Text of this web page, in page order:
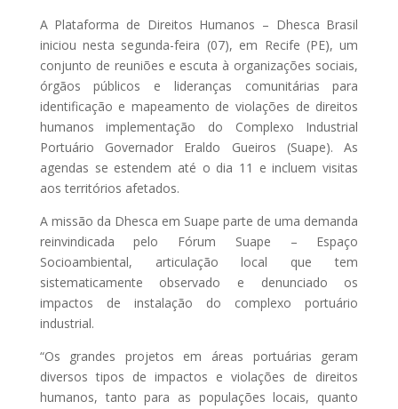
A Plataforma de Direitos Humanos – Dhesca Brasil
iniciou nesta segunda-feira (07), em Recife (PE), um
conjunto de reuniões e escuta à organizações sociais,
órgãos públicos e lideranças comunitárias para
identificação e mapeamento de violações de direitos
humanos implementação do Complexo Industrial
Portuário Governador Eraldo Gueiros (Suape). As
agendas se estendem até o dia 11 e incluem visitas
aos territórios afetados.
A missão da Dhesca em Suape parte de uma demanda
reinvindicada pelo Fórum Suape – Espaço
Socioambiental, articulação local que tem
sistematicamente observado e denunciado os
impactos de instalação do complexo portuário
industrial.
“Os grandes projetos em áreas portuárias geram
diversos tipos de impactos e violações de direitos
humanos, tanto para as populações locais, quanto